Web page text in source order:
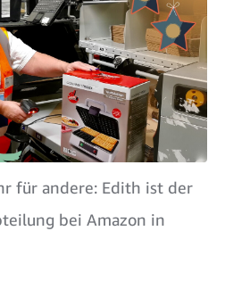
für andere: Edith ist der
bei Amazon in